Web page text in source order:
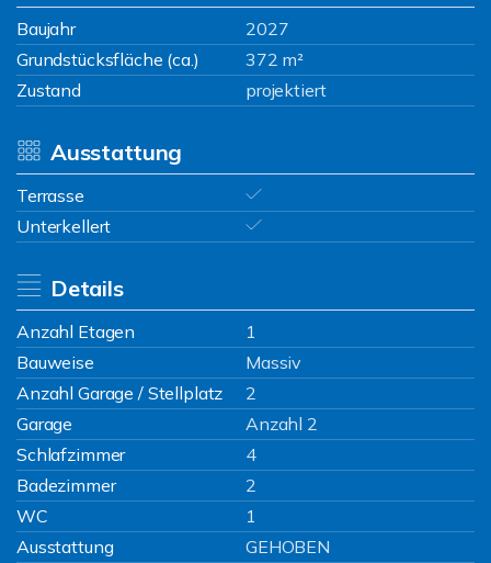
Baujahr
2027
Grundstücksfläche (ca.)
372 m²
Zustand
projektiert
Ausstattung
Terrasse
Unterkellert
Details
Anzahl Etagen
1
Bauweise
Massiv
Anzahl Garage / Stellplatz
2
Garage
Anzahl 2
Schlafzimmer
4
Badezimmer
2
WC
1
Ausstattung
GEHOBEN